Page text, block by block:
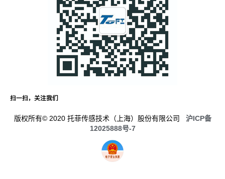
扫一扫，关注我们
版权所有© 2020 托菲传感技术（上海）股份有限公司
沪ICP备
12025888号-7